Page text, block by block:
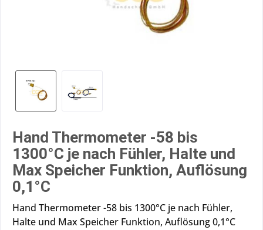
Hand Thermometer -58 bis
1300°C je nach Fühler, Halte und
Max Speicher Funktion, Auflösung
0,1°C
Hand Thermometer -58 bis 1300°C je nach Fühler,
Halte und Max Speicher Funktion, Auflösung 0,1°C